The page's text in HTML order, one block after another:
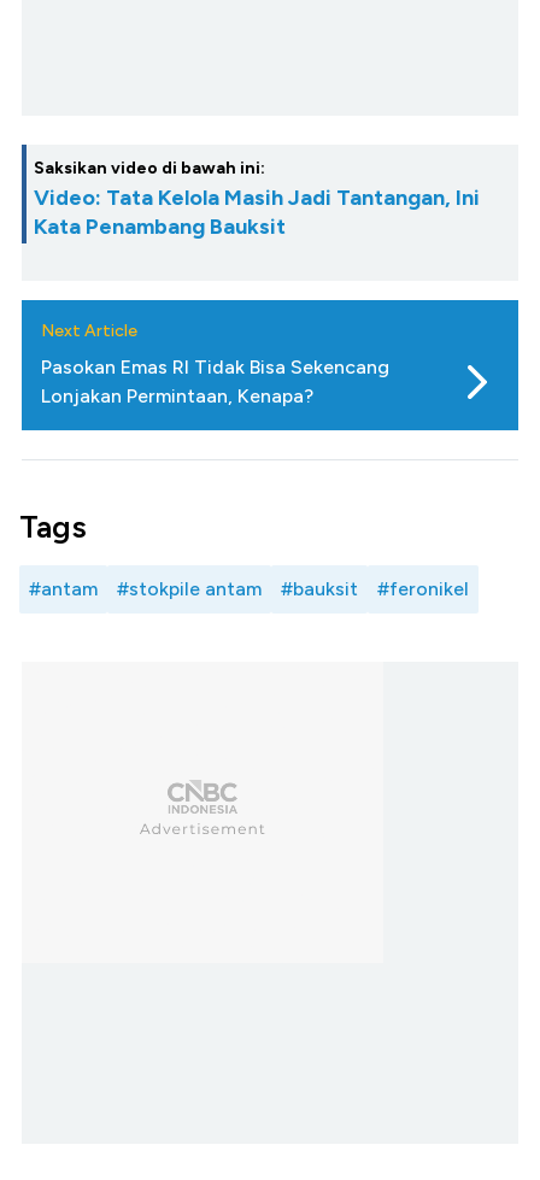
Saksikan video di bawah ini:
Video: Tata Kelola Masih Jadi Tantangan, Ini
Kata Penambang Bauksit
Next Article
Pasokan Emas RI Tidak Bisa Sekencang
Lonjakan Permintaan, Kenapa?
Tags
#antam #stokpile antam #bauksit #feronikel